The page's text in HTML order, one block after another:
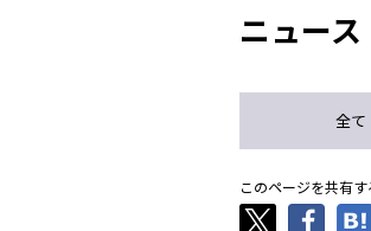
ニュース
全て
このページを共有す